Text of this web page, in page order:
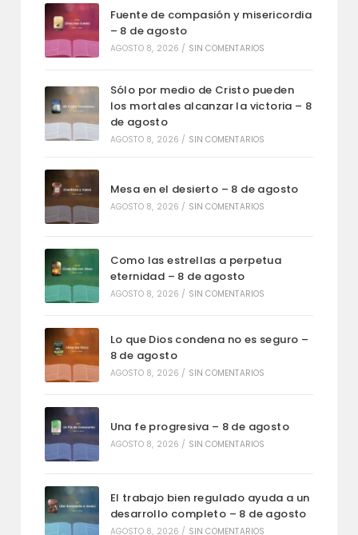
Fuente de compasión y misericordia
– 8 de agosto
AGOSTO 8, 2026 / SIN COMENTARIOS
Sólo por medio de Cristo pueden
los mortales alcanzar la victoria – 8
de agosto
AGOSTO 8, 2026 / SIN COMENTARIOS
Mesa en el desierto – 8 de agosto
AGOSTO 8, 2026 / SIN COMENTARIOS
Como las estrellas a perpetua
eternidad – 8 de agosto
AGOSTO 8, 2026 / SIN COMENTARIOS
Lo que Dios condena no es seguro –
8 de agosto
AGOSTO 8, 2026 / SIN COMENTARIOS
Una fe progresiva – 8 de agosto
AGOSTO 8, 2026 / SIN COMENTARIOS
El trabajo bien regulado ayuda a un
desarrollo completo – 8 de agosto
AGOSTO 8, 2026 / SIN COMENTARIOS